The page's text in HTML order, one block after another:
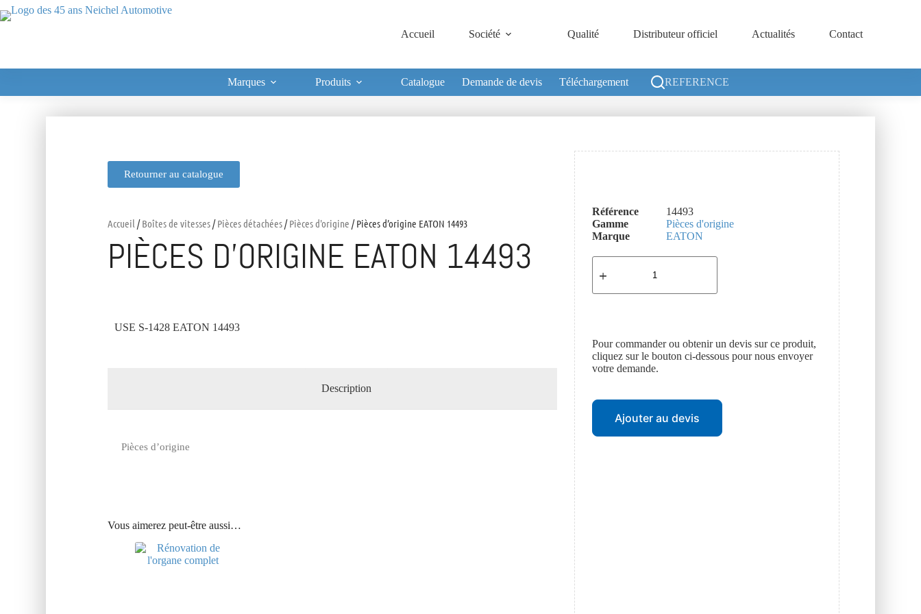
Accueil Société Qualité Distributeur officiel Actualités Contact
Marques Produits Catalogue Demande de devis Téléchargement REFERENCE
Retourner au catalogue
Accueil /Boîtes de vitesses/Pièces détachées/Pièces d'origine / Pièces d’origine EATON 14493
PIÈCES D’ORIGINE EATON 14493
USE S-1428 EATON 14493
Description
Pièces d’origine
Vous aimerez peut-être aussi…
Référence
14493
Gamme
Pièces d'origine
Marque
EATON
Pour commander ou obtenir un devis sur ce produit,
cliquez sur le bouton ci-dessous pour nous envoyer
votre demande.
Ajouter au devis